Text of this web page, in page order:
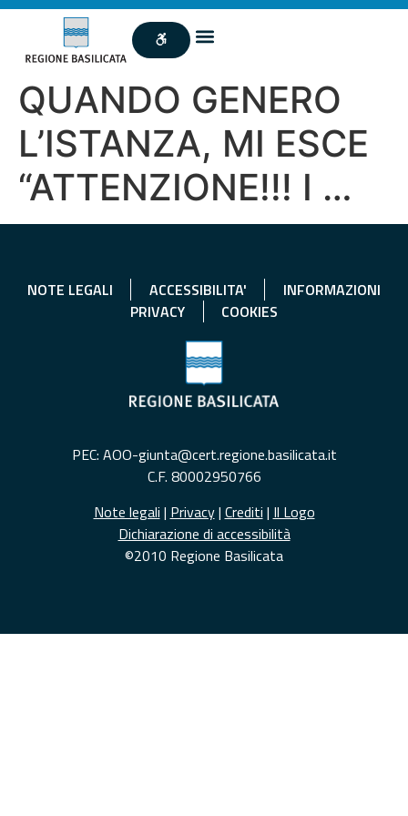
QUANDO GENERO
L’ISTANZA, MI ESCE
“ATTENZIONE!!! I …
NOTE LEGALI ACCESSIBILITA'
INFORMAZIONI
PRIVACY
COOKIES
PEC: AOO-giunta@cert.regione.basilicata.it
C.F. 80002950766
Note legali | Privacy| Crediti | Il Logo
Dichiarazione di accessibilità
©2010 Regione Basilicata